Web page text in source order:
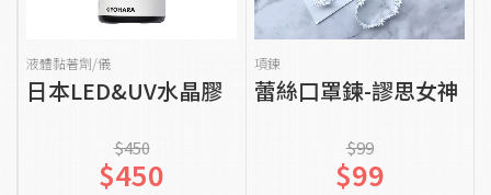
貨到通知我
液體黏著劑/儀
日本LED&UV水晶膠
$450
$450
項鍊
蕾絲口罩鍊-謬思女神
$99
$99